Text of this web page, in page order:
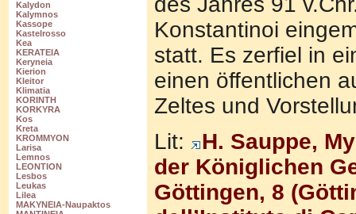
Kalydon
Kalymnos
Kassope
Kastelrosso
Kea
KERATEIA
Keryneia
Kierion
Kleitor
Klimatia
KORINTH
KORKYRA
Kos
Kreta
KROMMYON
Larisa
Lemnos
LEONTION
Lesbos
Leukas
Lilea
MAKYNEIA-Naupaktos
Konstantinoi
statt. Es zerfiel in
einen öffentlichen
Zeltes und
Lit:
H. Sauppe,
der Königlichen
Göttingen, 8